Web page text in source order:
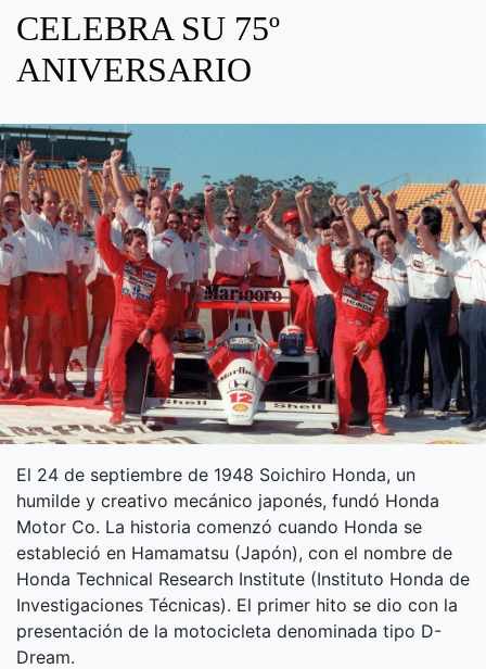
CELEBRA SU 75º
ANIVERSARIO
El 24 de septiembre de 1948 Soichiro Honda, un
humilde y creativo mecánico japonés, fundó Honda
Motor Co. La historia comenzó cuando Honda se
estableció en Hamamatsu (Japón), con el nombre de
Honda Technical Research Institute (Instituto Honda de
Investigaciones Técnicas). El primer hito se dio con la
presentación de la motocicleta denominada tipo D-
Dream.